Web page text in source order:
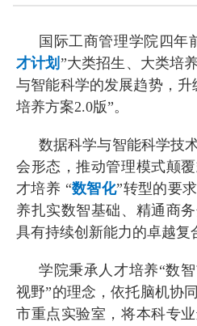
国际工商管理学院四年
才计划 ”大类招生、大类培养
与智能科学的发展趋势，升
培养方案2.0版”。
数据科学与智能科学技
会形态，推动管理模式颠
才培养 “数智化”转型的要
养扎实数智基础、精通商
具有持续创新能力的卓越复
学院秉承人才培养“数
视野”的理念，依托脑机协
市重点实验室 ，将本科专